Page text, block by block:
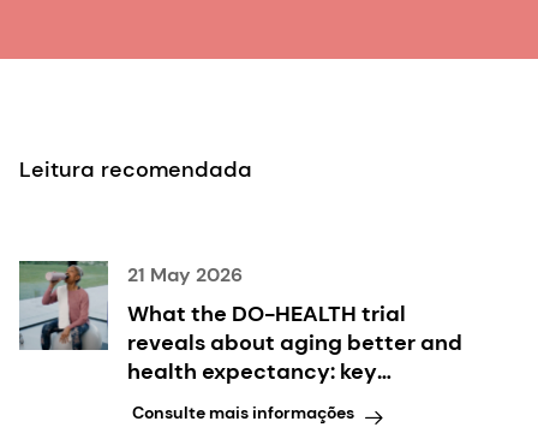
Leitura recomendada
21 May 2026
What the DO-HEALTH trial
reveals about aging better and
health expectancy: key
takeaways inside
Consulte mais informações